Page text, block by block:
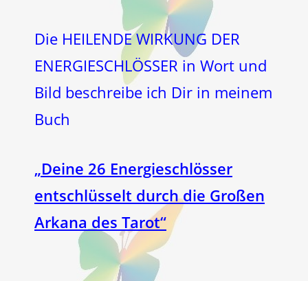
Die HEILENDE WIRKUNG DER
ENERGIESCHLÖSSER in Wort und
Bild beschreibe ich Dir in meinem
Buch
„Deine 26 Energieschlösser
entschlüsselt durch die Großen
Arkana des Tarot“